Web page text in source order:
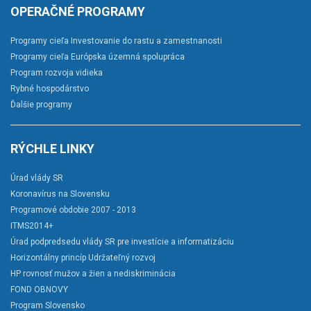
OPERAČNÉ PROGRAMY
Programy cieľa Investovanie do rastu a zamestnanosti
Programy cieľa Európska územná spolupráca
Program rozvoja vidieka
Rybné hospodárstvo
Ďalšie programy
RÝCHLE LINKY
Úrad vlády SR
Koronavírus na Slovensku
Programové obdobie 2007 - 2013
ITMS2014+
Úrad podpredsedu vlády SR pre investície a informatizáciu
Horizontálny princíp Udržateľný rozvoj
HP rovnosť mužov a žien a nediskriminácia
FOND OBNOVY
Program Slovensko